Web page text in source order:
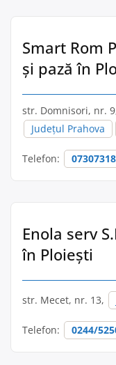
Smart Rom
și pază în
str. Domnisori, nr.
Județul Prahova
Telefon:
Enola serv
în Ploieşti
str. Mecet, nr. 13,
Telefon: 0244/